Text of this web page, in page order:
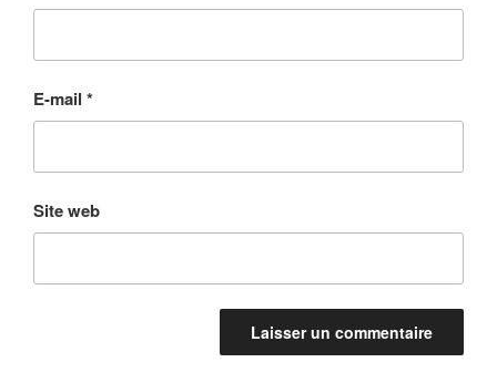
E-mail *
Site web